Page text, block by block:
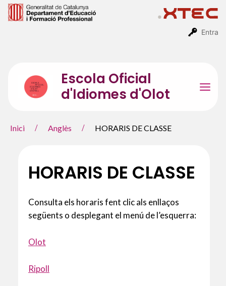
Entra
Vés
Escola Oficial
d'Idiomes d'Olot
Inici Anglès HORARIS DE CLASSE
HORARIS DE CLASSE
Consulta els horaris fent clic als enllaços
següents o desplegant el menú de l’esquerra:
Olot
Ripoll